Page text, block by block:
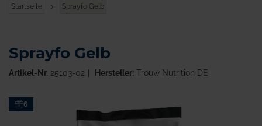
Startseite Sprayfo Gelb
Zum6
Sprayfo Gelb
Artikel-Nr. 25103-02 Hersteller:Trouw Nutrition DE